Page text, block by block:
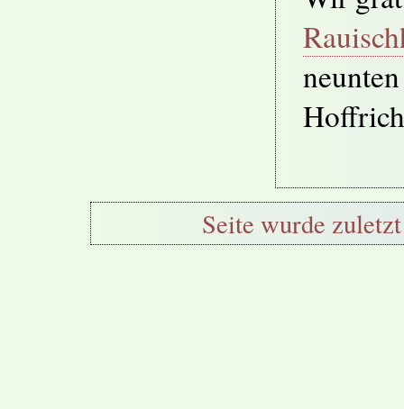
Seite wurde